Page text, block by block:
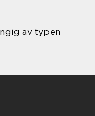
av typen